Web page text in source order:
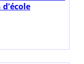
d'école